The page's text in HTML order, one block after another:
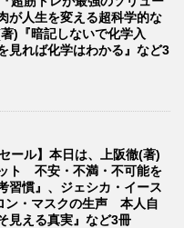
人生を変える超科学的な
)『暗記しないで化学入
れば化学はわかる』など3
ール】本日は、上阪徹(著)
ト 不安・不満・不可能を
習慣』、ジェシカ・イース
ン・マスクの生声 本人自
見える真実』など3冊